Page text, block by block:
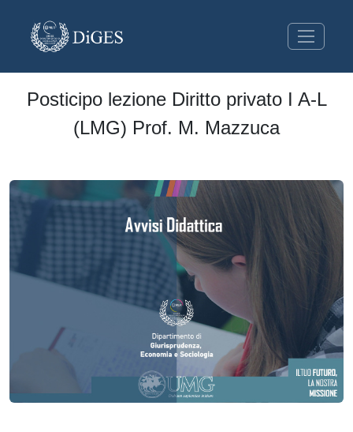
Posticipo lezione Diritto privato I A-L
(LMG) Prof. M. Mazzuca